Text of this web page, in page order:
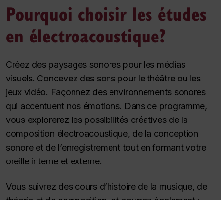
Pourquoi choisir les études
en électroacoustique?
Créez des paysages sonores pour les médias
visuels. Concevez des sons pour le théâtre ou les
jeux vidéo. Façonnez des environnements sonores
qui accentuent nos émotions. Dans ce programme,
vous explorerez les possibilités créatives de la
composition électroacoustique, de la conception
sonore et de l’enregistrement tout en formant votre
oreille interne et externe.
Vous suivrez des cours d’histoire de la musique, de